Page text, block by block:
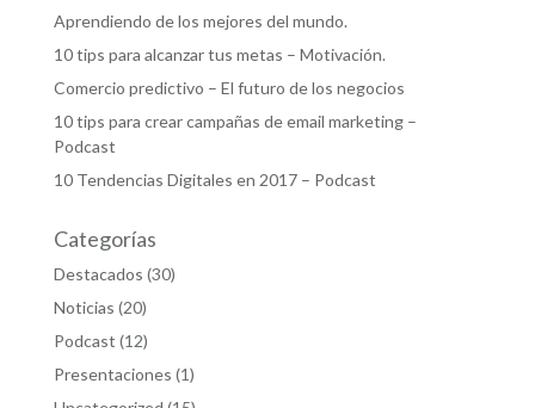
Aprendiendo de los mejores del mundo.
10 tips para alcanzar tus metas – Motivación.
Comercio predictivo – El futuro de los negocios
10 tips para crear campañas de email marketing –
Podcast
10 Tendencias Digitales en 2017 – Podcast
Categorías
Destacados (30)
Noticias (20)
Podcast (12)
Presentaciones (1)